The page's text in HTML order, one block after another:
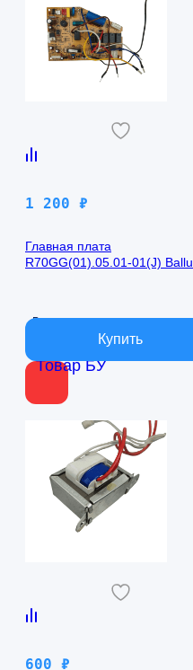
Товар БУ
1 200 ₽
Главная плата
R70GG(01).05.01-01(J) Ballu
В наличии
600 ₽